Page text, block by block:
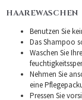
HAAREWASCHEN
Benutzen Sie
Das Shampoo
Waschen Sie
Nehmen Sie
eine
Pressen Sie